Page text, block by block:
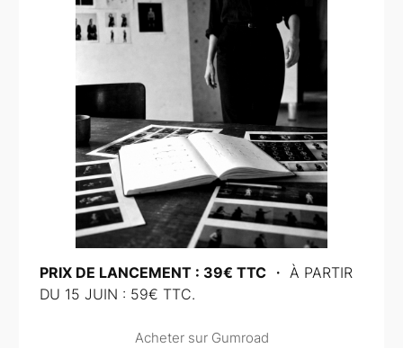
PRIX DE LANCEMENT : 39€ TTC・ À PARTIR
DU 15 JUIN : 59€ TTC.
Acheter sur Gumroad